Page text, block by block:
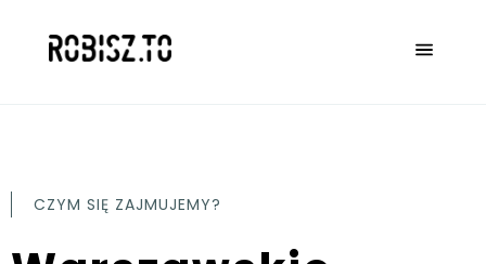
CZYM SIĘ ZAJMUJEMY?